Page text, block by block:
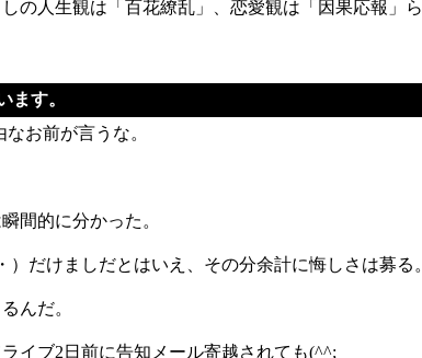
人生観は「百花繚乱」、恋愛観は「因果応報」
ます。
お前が言うな。
間的に分かった。
だけましだとはいえ、その分余計に悔しさは募る。
んだ。
イブ2日前に告知メール寄越されても(^^;